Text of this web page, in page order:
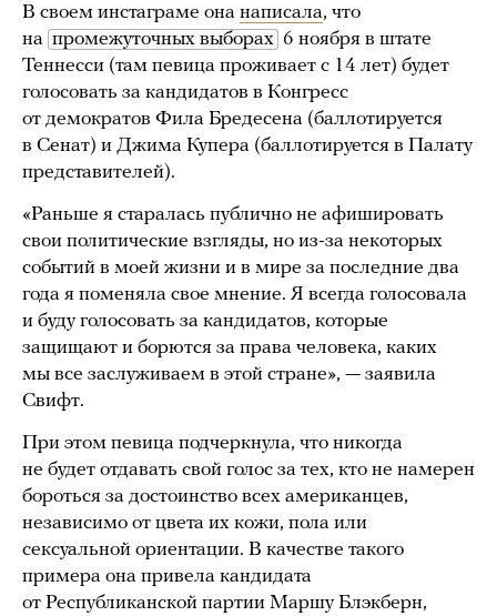
В своем инстаграме она написала, что
на промежуточных выборах 6 ноября в штате
Теннесси (там певица проживает с 14 лет) будет
голосовать за кандидатов в Конгресс
от демократов Фила Бредесена (баллотируется
в Сенат) и Джима Купера (баллотируется в Палату
представителей).
«Раньше я старалась публично не афишировать
свои политические взгляды, но из-за некоторых
событий в моей жизни и в мире за последние два
года я поменяла свое мнение. Я всегда голосовала
и буду голосовать за кандидатов, которые
защищают и борются за права человека, каких
мы все заслуживаем в этой стране», — заявила
Свифт.
При этом певица подчеркнула, что никогда
не будет отдавать свой голос за тех, кто не намерен
бороться за достоинство всех американцев,
независимо от цвета их кожи, пола или
сексуальной ориентации. В качестве такого
примера она привела кандидата
от Республиканской партии Маршу Блэкберн,